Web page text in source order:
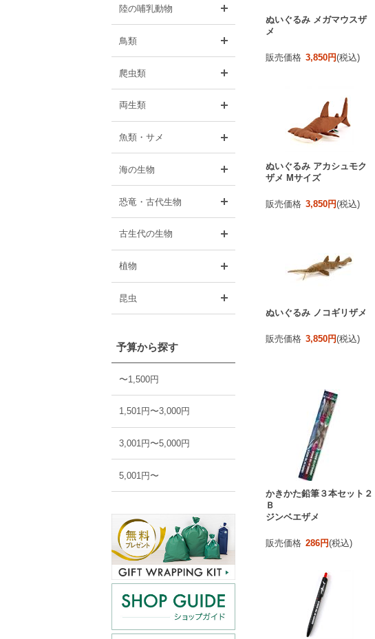
陸の哺乳動物
鳥類
爬虫類
両生類
魚類・サメ
海の生物
恐竜・古代生物
古生代の生物
植物
昆虫
予算から探す
〜1,500円
1,501円〜3,000円
3,001円〜5,000円
5,001円〜
ぬいぐるみ メガマウスザ
メ
販売価格 3,850円(税込)
ぬいぐるみ アカシュモク
ザメ Mサイズ
販売価格 3,850円(税込)
ぬいぐるみ ノコギリザメ
販売価格 3,850円(税込)
かきかた鉛筆３本セット２
Ｂ
ジンベエザメ
販売価格 286円(税込)